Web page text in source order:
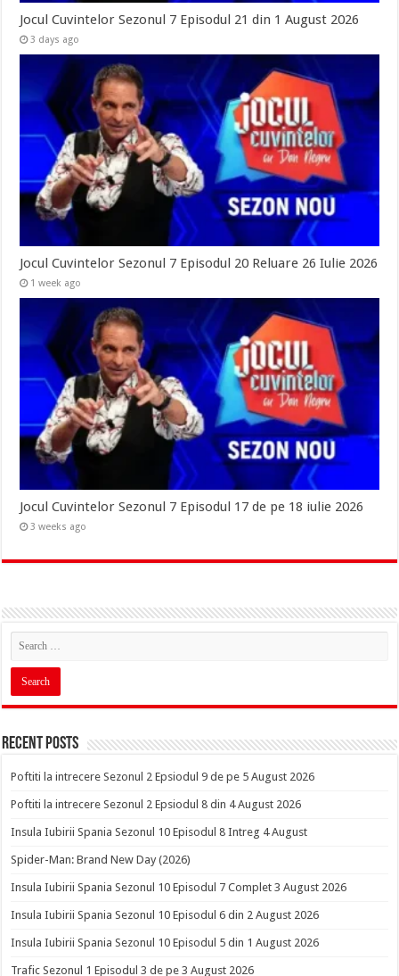
Jocul Cuvintelor Sezonul 7 Episodul 21 din 1 August 2026
3 days ago
Jocul Cuvintelor Sezonul 7 Episodul 20 Reluare 26 Iulie 2026
1 week ago
Jocul Cuvintelor Sezonul 7 Episodul 17 de pe 18 iulie 2026
3 weeks ago
Recent Posts
Poftiti la intrecere Sezonul 2 Epsiodul 9 de pe 5 August 2026
Poftiti la intrecere Sezonul 2 Epsiodul 8 din 4 August 2026
Insula Iubirii Spania Sezonul 10 Episodul 8 Intreg 4 August
Spider-Man: Brand New Day (2026)
Insula Iubirii Spania Sezonul 10 Episodul 7 Complet 3 August 2026
Insula Iubirii Spania Sezonul 10 Episodul 6 din 2 August 2026
Insula Iubirii Spania Sezonul 10 Episodul 5 din 1 August 2026
Trafic Sezonul 1 Episodul 3 de pe 3 August 2026